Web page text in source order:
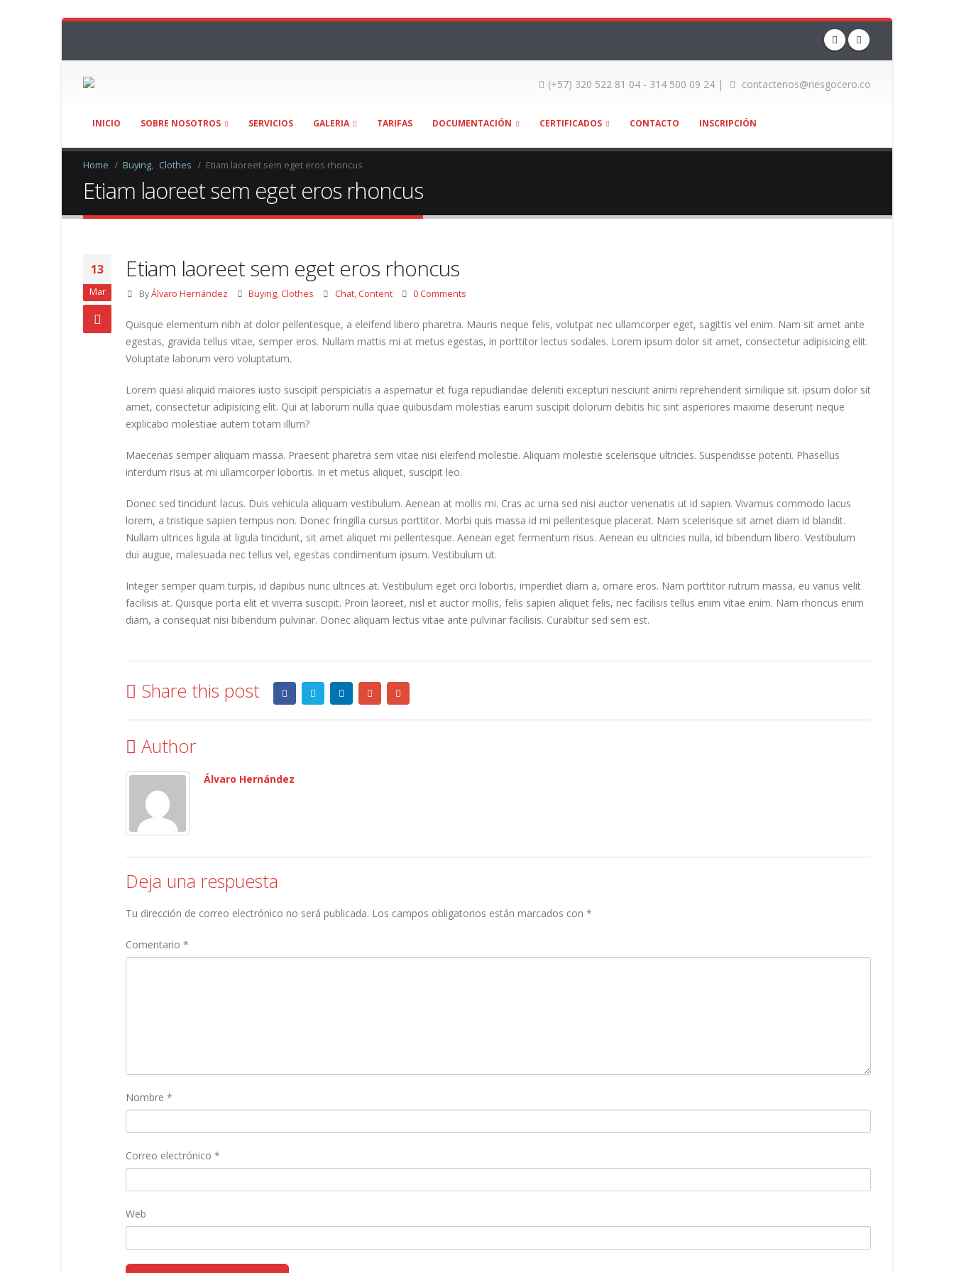
(+57) 320 522 81 04 - 314 500 09 24 | contactenos@riesgocero.co
INICIO SOBRE NOSOTROS SERVICIOS GALERIA TARIFAS DOCUMENTACIÓN CERTIFICADOS CONTACTO INSCRIPCIÓN
Home Buying, Clothes Etiam laoreet sem eget eros rhoncus
Etiam laoreet sem eget eros rhoncus
13
Mar
Etiam laoreet sem eget eros rhoncus
ByÁlvaro Hernández Buying, Clothes Chat, Content 0 Comments
Quisque elementum nibh at dolor pellentesque, a eleifend libero pharetra. Mauris neque felis, volutpat nec ullamcorper eget, sagittis vel enim. Nam sit amet ante
egestas, gravida tellus vitae, semper eros. Nullam mattis mi at metus egestas, in porttitor lectus sodales. Lorem ipsum dolor sit amet, consectetur adipisicing elit.
Voluptate laborum vero voluptatum.
Lorem quasi aliquid maiores iusto suscipit perspiciatis a aspernatur et fuga repudiandae deleniti excepturi nesciunt animi reprehenderit similique sit. ipsum dolor sit
amet, consectetur adipisicing elit. Qui at laborum nulla quae quibusdam molestias earum suscipit dolorum debitis hic sint asperiores maxime deserunt neque
explicabo molestiae autem totam illum?
Maecenas semper aliquam massa. Praesent pharetra sem vitae nisi eleifend molestie. Aliquam molestie scelerisque ultricies. Suspendisse potenti. Phasellus
interdum risus at mi ullamcorper lobortis. In et metus aliquet, suscipit leo.
Donec sed tincidunt lacus. Duis vehicula aliquam vestibulum. Aenean at mollis mi. Cras ac urna sed nisi auctor venenatis ut id sapien. Vivamus commodo lacus
lorem, a tristique sapien tempus non. Donec fringilla cursus porttitor. Morbi quis massa id mi pellentesque placerat. Nam scelerisque sit amet diam id blandit.
Nullam ultrices ligula at ligula tincidunt, sit amet aliquet mi pellentesque. Aenean eget fermentum risus. Aenean eu ultricies nulla, id bibendum libero. Vestibulum
dui augue, malesuada nec tellus vel, egestas condimentum ipsum. Vestibulum ut.
Integer semper quam turpis, id dapibus nunc ultrices at. Vestibulum eget orci lobortis, imperdiet diam a, ornare eros. Nam porttitor rutrum massa, eu varius velit
facilisis at. Quisque porta elit et viverra suscipit. Proin laoreet, nisl et auctor mollis, felis sapien aliquet felis, nec facilisis tellus enim vitae enim. Nam rhoncus enim
diam, a consequat nisi bibendum pulvinar. Donec aliquam lectus vitae ante pulvinar facilisis. Curabitur sed sem est.
Share this post
Author
Álvaro Hernández
Deja una respuesta
Tu dirección de correo electrónico no será publicada. Los campos obligatorios están marcados con *
Comentario *
Nombre *
Correo electrónico *
Web